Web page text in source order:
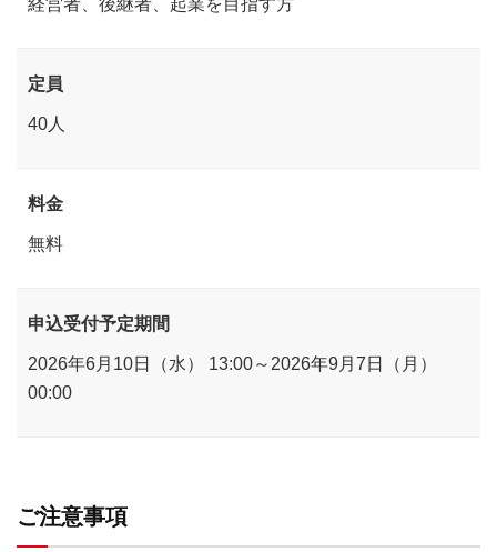
定員
40人
料金
無料
申込受付予定期間
2026年6月10日（水） 13:00～2026年9月7日（月）
00:00
ご注意事項